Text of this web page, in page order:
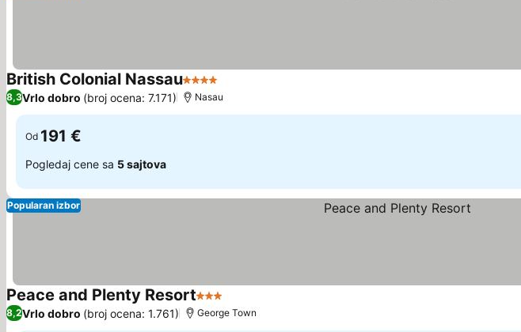
British Colonial Nassau4 Zvezdice
8,3Vrlo dobro (broj ocena: 7.171) Nasau
Od 191 €
Pogledaj cene sa 5 sajtova
Popularan izbor
Peace and Plenty Resort3 Zvezdice
8,2Vrlo dobro (broj ocena: 1.761) George Town